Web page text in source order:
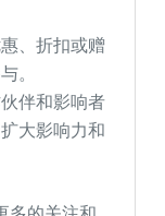
、折扣或赠
。
伴和影响者
大影响力和